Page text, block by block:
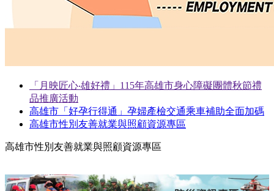
「月映匠心‧雄好禮」115年高雄市身心障礙團體秋節禮
品推廣活動
高雄市「好孕行得通」孕婦產檢交通乘車補助全面加碼
高雄市性別友善就業與照顧資源專區
高雄市性別友善就業與照顧資源專區